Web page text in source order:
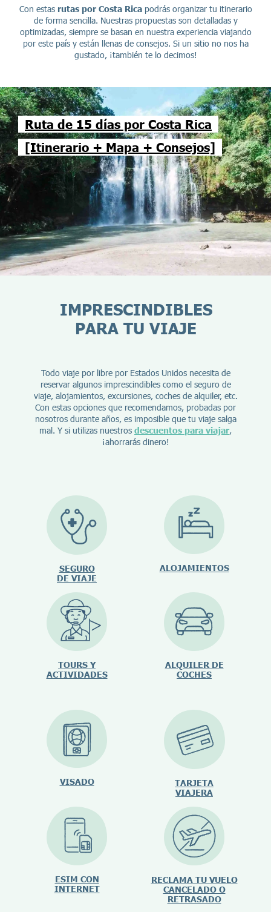
Con estas rutas por Costa Ricapodrás organizar tu itinerario
de forma sencilla. Nuestras propuestas son detalladas y
optimizadas, siempre se basan en nuestra experiencia viajando
por este país y están llenas de consejos. Si un sitio no nos ha
gustado, ¡también te lo decimos!
Ruta de 15 días por Costa Rica
[Itinerario + Mapa + Consejos]
IMPRESCINDIBLES
PARA TU VIAJE
Todo viaje por libre por Estados Unidos necesita de
reservar algunos imprescindibles como el seguro de
viaje, alojamientos, excursiones, coches de alquiler, etc.
Con estas opciones que recomendamos, probadas por
nosotros durante años, es imposible que tu viaje salga
mal. Y si utilizas nuestros descuentos para viajar,
¡ahorrarás dinero!
SEGURO
DE VIAJE
ALOJAMIENTOS
TOURS Y
ACTIVIDADES
ALQUILER DE
COCHES
VISADO
TARJETA
VIAJERA
ESIM CON
INTERNET
RECLAMA TU VUELO
CANCELADO O
RETRASADO